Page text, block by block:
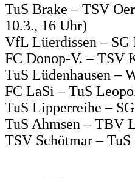
TuS Brake – TSV
10.3., 16 Uhr)
VfL Lüerdissen – SG
FC Donop-V. – TSV
TuS Lüdenhausen –
FC LaSi – TuS
TuS Lipperreihe –
TuS Ahmsen – TBV
TSV Schötmar – TuS